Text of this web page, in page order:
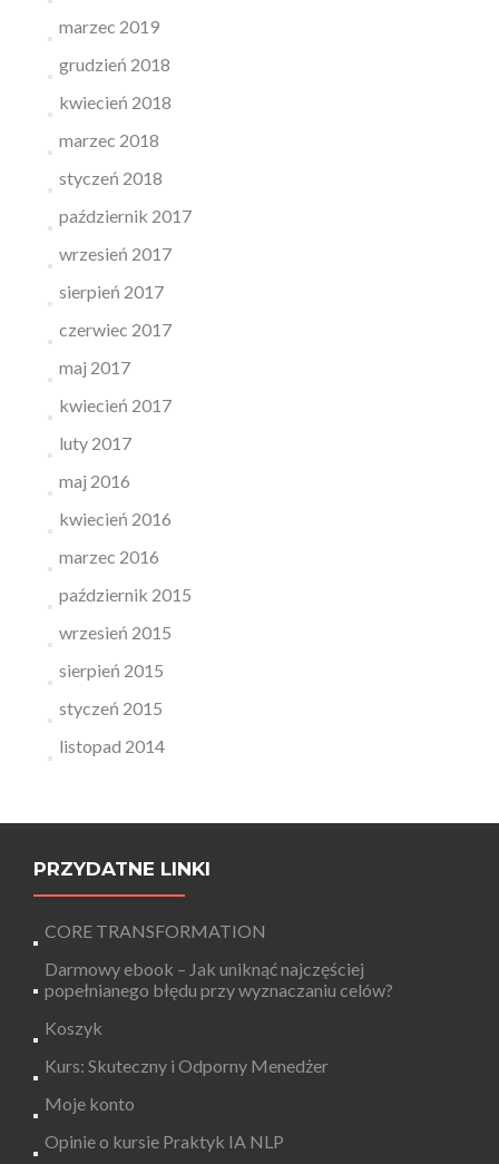
marzec 2019
grudzień 2018
kwiecień 2018
marzec 2018
styczeń 2018
październik 2017
wrzesień 2017
sierpień 2017
czerwiec 2017
maj 2017
kwiecień 2017
luty 2017
maj 2016
kwiecień 2016
marzec 2016
październik 2015
wrzesień 2015
sierpień 2015
styczeń 2015
listopad 2014
PRZYDATNE LINKI
CORE TRANSFORMATION
Darmowy ebook – Jak uniknąć najczęściej
popełnianego błędu przy wyznaczaniu celów?
Koszyk
Kurs: Skuteczny i Odporny Menedżer
Moje konto
Opinie o kursie Praktyk IA NLP